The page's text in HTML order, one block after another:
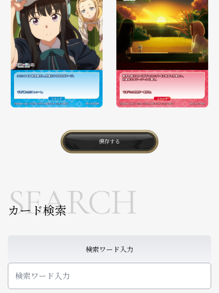
保存する
SEARCH
カード検索
検索ワード入力